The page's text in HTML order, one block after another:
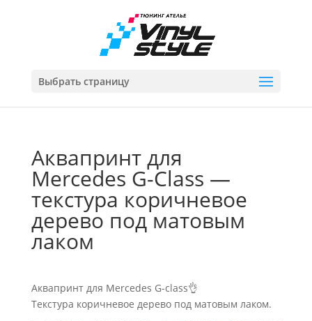
Выбрать страницу
Аквапринт для
Mercedes G-Class —
текстура коричневое
дерево под матовым
лаком
Аквапринт для Mercedes G-class👌
Текстура коричневое дерево под матовым лаком.